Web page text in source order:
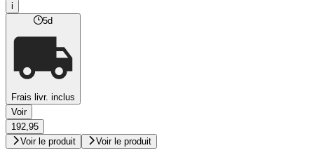
i
5d
Frais livr. inclus
Voir
192,95
Voir le produit
Voir le produit